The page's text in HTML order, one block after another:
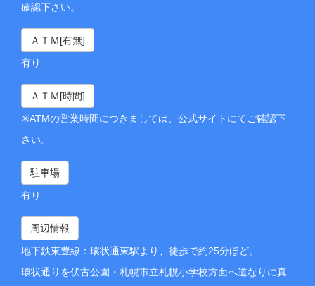
確認下さい。
ＡＴＭ[有無]
有り
ＡＴＭ[時間]
※ATMの営業時間につきましては、公式サイトにてご確認下
さい。
駐車場
有り
周辺情報
地下鉄東豊線：環状通東駅より、徒歩で約25分ほど。
環状通りを伏古公園・札幌市立札幌小学校方面へ道なりに真